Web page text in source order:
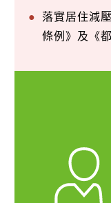
落實居住減
條例》及《